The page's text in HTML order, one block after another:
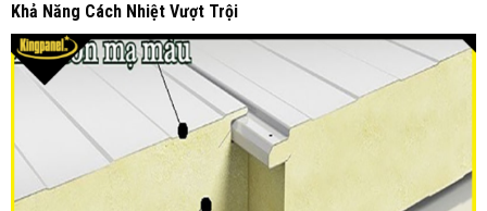
Khả Năng Cách Nhiệt Vượt Trội